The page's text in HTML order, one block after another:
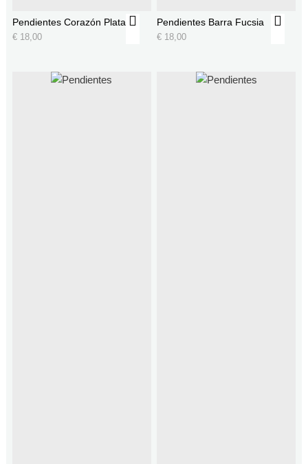
Pendientes Corazón Plata
€18,00
Pendientes Barra Fucsia
€ 18,00